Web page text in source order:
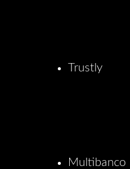
Trustly
Multibanco